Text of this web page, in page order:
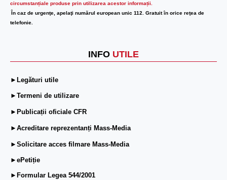
circumstanțiale produse prin utilizarea acestor informații.
În caz de urgenţe, apelaţi numărul european unic 112. Gratuit în orice reţea de
telefonie.
INFO UTILE
►Legături utile
►Termeni de utilizare
►Publicații oficiale CFR
►Acreditare reprezentanți Mass-Media
►Solicitare acces filmare Mass-Media
►ePetiție
►Formular Legea 544/2001